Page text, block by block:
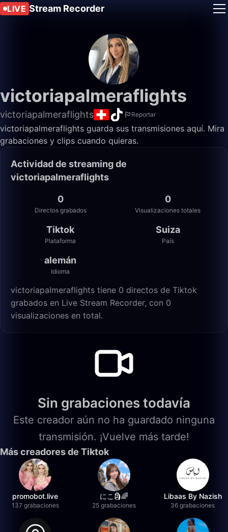
LIVE Stream Recorder
victoriapalmeraflights
victoriapalmeraflights Reportar
victoriapalmeraflights guarda sus transmisiones aquí. Mira
grabaciones y clips cuando quieras.
Actividad de streaming de
victoriapalmeraflights
0
Directos grabados
0
Visualizaciones totales
Tiktok
Plataforma
Suiza
País
alemán
Idioma
victoriapalmeraflights tiene 0 directos de Tiktok
grabados en Live Stream Recorder, con 0
visualizaciones en total.
Sin grabaciones todavía
Este creador aún no ha guardado ninguna
transmisión. ¡Vuelve más tarde!
Más creadores de Tiktok
promobot.live
137 grabaciones
にこ🗿🌈
25 grabaciones
Libaas By Nazish
36 grabaciones